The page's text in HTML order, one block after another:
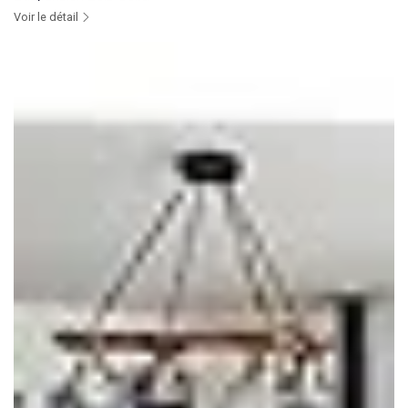
Voir le détail